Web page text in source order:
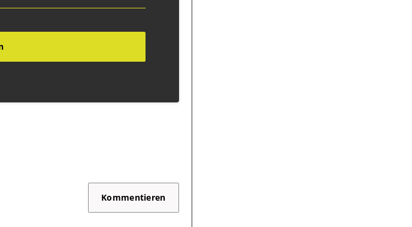
Kommentieren